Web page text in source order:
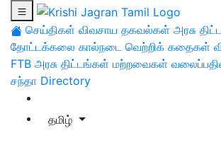
செய்திகள் விவசாய தகவல்கள் அரசு
தோட்டக்கலை கால்நடை வெற்றிக் கதைகள்
FTB அரசு திட்டங்கள் மற்றவைகள்
சந்தா Directory
தமிழ்